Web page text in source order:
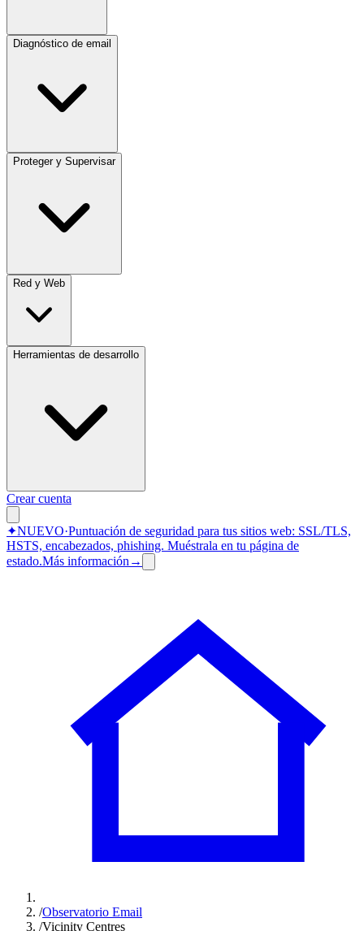
Diagnóstico de email
Proteger y Supervisar
Red y Web
Herramientas de desarrollo
Crear cuenta
✦NUEVO·Puntuación de seguridad para tus sitios web: SSL/TLS,
HSTS, encabezados, phishing. Muéstrala en tu página de
estado.Más información →
/Observatorio Email
/Vicinity Centres